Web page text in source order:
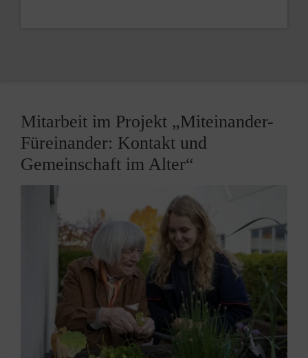
Mitarbeit im Projekt „Miteinander-
Füreinander: Kontakt und
Gemeinschaft im Alter“